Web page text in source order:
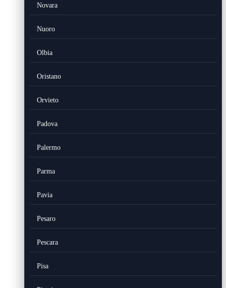
Novara
Nuoro
Olbia
Oristano
Orvieto
Padova
Palermo
Parma
Pavia
Pesaro
Pescara
Pisa